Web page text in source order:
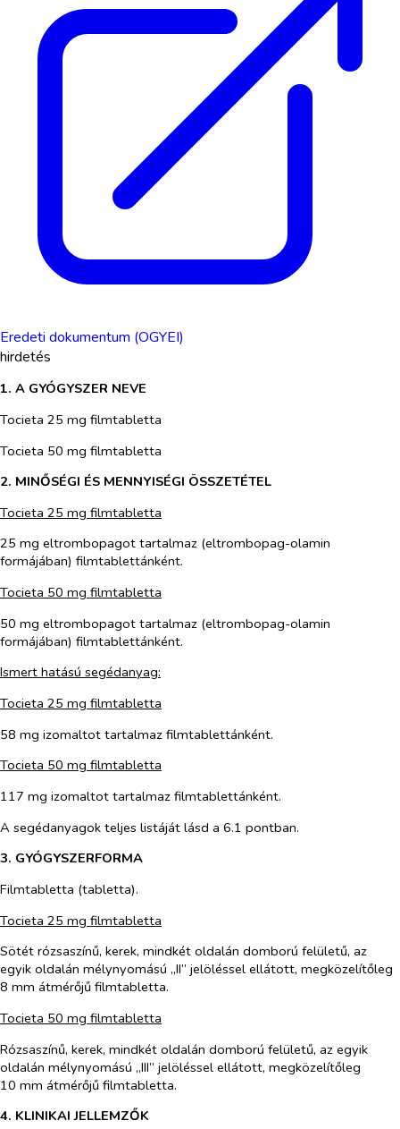
Eredeti dokumentum (OGYEI)
hirdetés
1. A GYÓGYSZER NEVE
Tocieta 25 mg filmtabletta
Tocieta 50 mg filmtabletta
2. MINŐSÉGI ÉS MENNYISÉGI ÖSSZETÉTEL
Tocieta 25 mg filmtabletta
25 mg eltrombopagot tartalmaz (eltrombopag-olamin
formájában) filmtablettánként.
Tocieta 50 mg filmtabletta
50 mg eltrombopagot tartalmaz (eltrombopag-olamin
formájában) filmtablettánként.
Ismert hatású segédanyag:
Tocieta 25 mg filmtabletta
58 mg izomaltot tartalmaz filmtablettánként.
Tocieta 50 mg filmtabletta
117 mg izomaltot tartalmaz filmtablettánként.
A segédanyagok teljes listáját lásd a 6.1 pontban.
3. GYÓGYSZERFORMA
Filmtabletta (tabletta).
Tocieta 25 mg filmtabletta
Sötét rózsaszínű, kerek, mindkét oldalán domború felületű, az
egyik oldalán mélynyomású „II” jelöléssel ellátott, megközelítőleg
8 mm átmérőjű filmtabletta.
Tocieta 50 mg filmtabletta
Rózsaszínű, kerek, mindkét oldalán domború felületű, az egyik
oldalán mélynyomású „III” jelöléssel ellátott, megközelítőleg
10 mm átmérőjű filmtabletta.
4. KLINIKAI JELLEMZŐK